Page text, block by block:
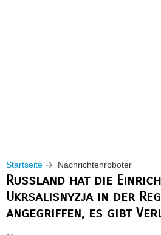
Startseite Nachrichtenroboter
Russland hat die
Ukrsalisnyzja in der
angegriffen, es gibt